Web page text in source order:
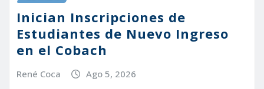
Inician Inscripciones de
Estudiantes de Nuevo Ingreso
en el Cobach
René Coca Ago 5, 2026